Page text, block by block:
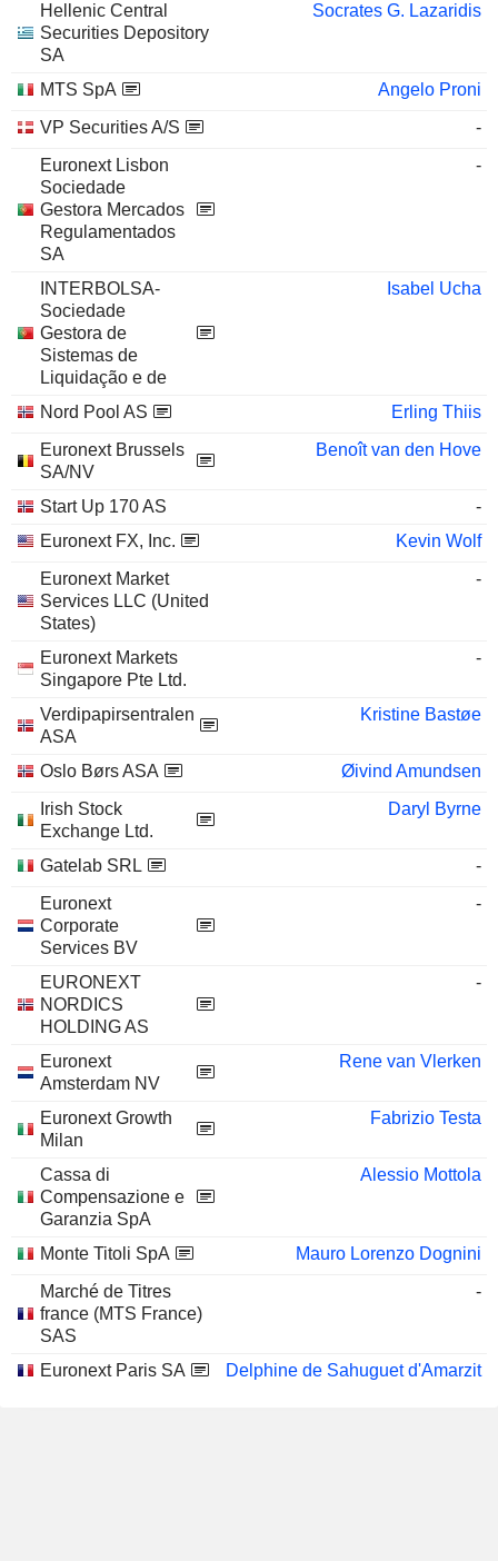
Hellenic Central
Securities Depository
SA
Socrates G. Lazaridis
MTS SpA
Angelo Proni
VP Securities A/S
-
Euronext Lisbon
Sociedade
Gestora Mercados
Regulamentados
SA
-
INTERBOLSA-
Sociedade
Gestora de
Sistemas de
Liquidação e de
Isabel Ucha
Nord Pool AS
Erling Thiis
Euronext Brussels
SA/NV
Benoît van den Hove
Start Up 170 AS
-
Euronext FX, Inc.
Kevin Wolf
Euronext Market
Services LLC (United
States)
-
Euronext Markets
Singapore Pte Ltd.
-
Verdipapirsentralen
ASA
Kristine Bastøe
Oslo Børs ASA
Øivind Amundsen
Irish Stock
Exchange Ltd.
Daryl Byrne
Gatelab SRL
-
Euronext
Corporate
Services BV
-
EURONEXT
NORDICS
HOLDING AS
-
Euronext
Amsterdam NV
Rene van Vlerken
Euronext Growth
Milan
Fabrizio Testa
Cassa di
Compensazione e
Garanzia SpA
Alessio Mottola
Monte Titoli SpA
Mauro Lorenzo Dognini
Marché de Titres
france (MTS France)
SAS
-
Euronext Paris SA Delphine de Sahuguet d'Amarzit